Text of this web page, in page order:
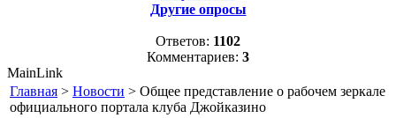
Другие опросы
Ответов: 1102
Комментариев: 3
MainLink
Главная > Новости > Общее представление о рабочем зеркале
официального портала клуба Джойказино